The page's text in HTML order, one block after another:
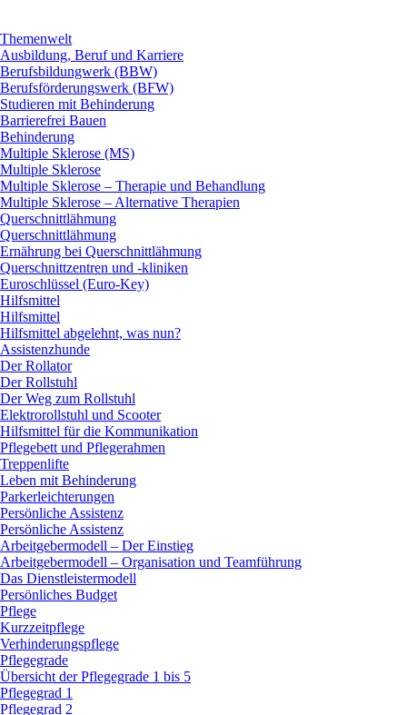
Themenwelt
Ausbildung, Beruf und Karriere
Berufsbildungwerk (BBW)
Berufsförderungswerk (BFW)
Studieren mit Behinderung
Barrierefrei Bauen
Behinderung
Multiple Sklerose (MS)
Multiple Sklerose
Multiple Sklerose – Therapie und Behandlung
Multiple Sklerose – Alternative Therapien
Querschnittlähmung
Querschnittlähmung
Ernährung bei Querschnittlähmung
Querschnittzentren und -kliniken
Euroschlüssel (Euro-Key)
Hilfsmittel
Hilfsmittel
Hilfsmittel abgelehnt, was nun?
Assistenzhunde
Der Rollator
Der Rollstuhl
Der Weg zum Rollstuhl
Elektrorollstuhl und Scooter
Hilfsmittel für die Kommunikation
Pflegebett und Pflegerahmen
Treppenlifte
Leben mit Behinderung
Parkerleichterungen
Persönliche Assistenz
Persönliche Assistenz
Arbeitgebermodell – Der Einstieg
Arbeitgebermodell – Organisation und Teamführung
Das Dienstleistermodell
Persönliches Budget
Pflege
Kurzzeitpflege
Verhinderungspflege
Pflegegrade
Übersicht der Pflegegrade 1 bis 5
Pflegegrad 1
Pflegegrad 2